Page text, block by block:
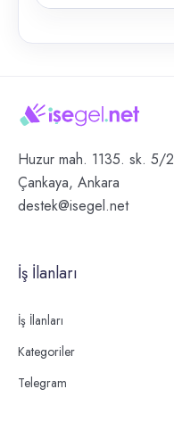
Huzur mah. 1135. sk. 5/2
Çankaya, Ankara
destek@isegel.net
İş İlanları
İş İlanları
Kategoriler
Telegram